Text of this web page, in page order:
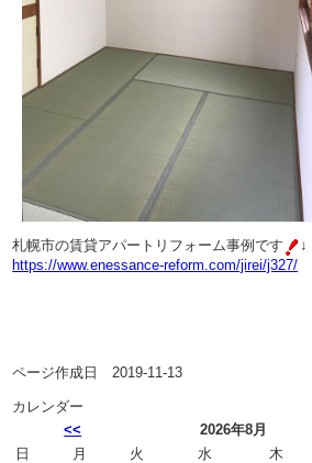
札幌市の賃貸アパートリフォーム事例です
↓
https://www.enessance-reform.com/jirei/j327/
ページ作成日 2019-11-13
カレンダー
<<
2026年8月
日
月 火 水 木